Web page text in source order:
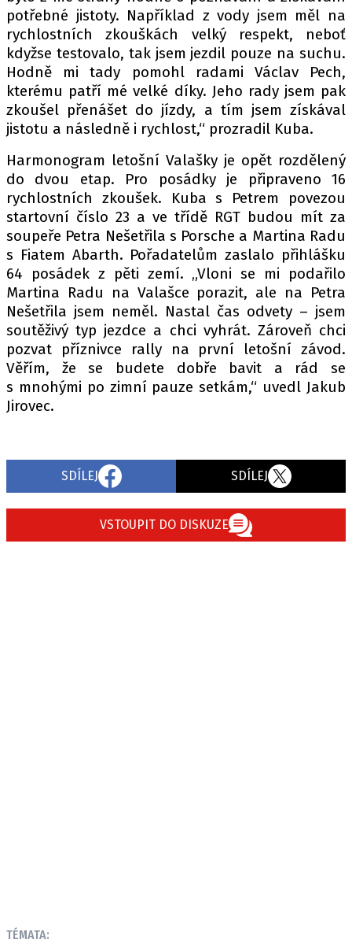
potřebné jistoty. Například z vody jsem měl na
rychlostních zkouškách velký respekt, neboť
kdyžse testovalo, tak jsem jezdil pouze na suchu.
Hodně mi tady pomohl radami Václav Pech,
kterému patří mé velké díky. Jeho rady jsem pak
zkoušel přenášet do jízdy, a tím jsem získával
jistotu a následně i rychlost,“ prozradil Kuba.
Harmonogram letošní Valašky je opět rozdělený
do dvou etap. Pro posádky je připraveno 16
rychlostních zkoušek. Kuba s Petrem povezou
startovní číslo 23 a ve třídě RGT budou mít za
soupeře Petra Nešetřila s Porsche a Martina Radu
s Fiatem Abarth. Pořadatelům zaslalo přihlášku
64 posádek z pěti zemí. „Vloni se mi podařilo
Martina Radu na Valašce porazit, ale na Petra
Nešetřila jsem neměl. Nastal čas odvety – jsem
soutěživý typ jezdce a chci vyhrát. Zároveň chci
pozvat příznivce rally na první letošní závod.
Věřím, že se budete dobře bavit a rád se
s mnohými po zimní pauze setkám,“ uvedl Jakub
Jirovec.
SDÍLEJ SDÍLEJ
VSTOUPIT DO DISKUZE
TÉMATA: